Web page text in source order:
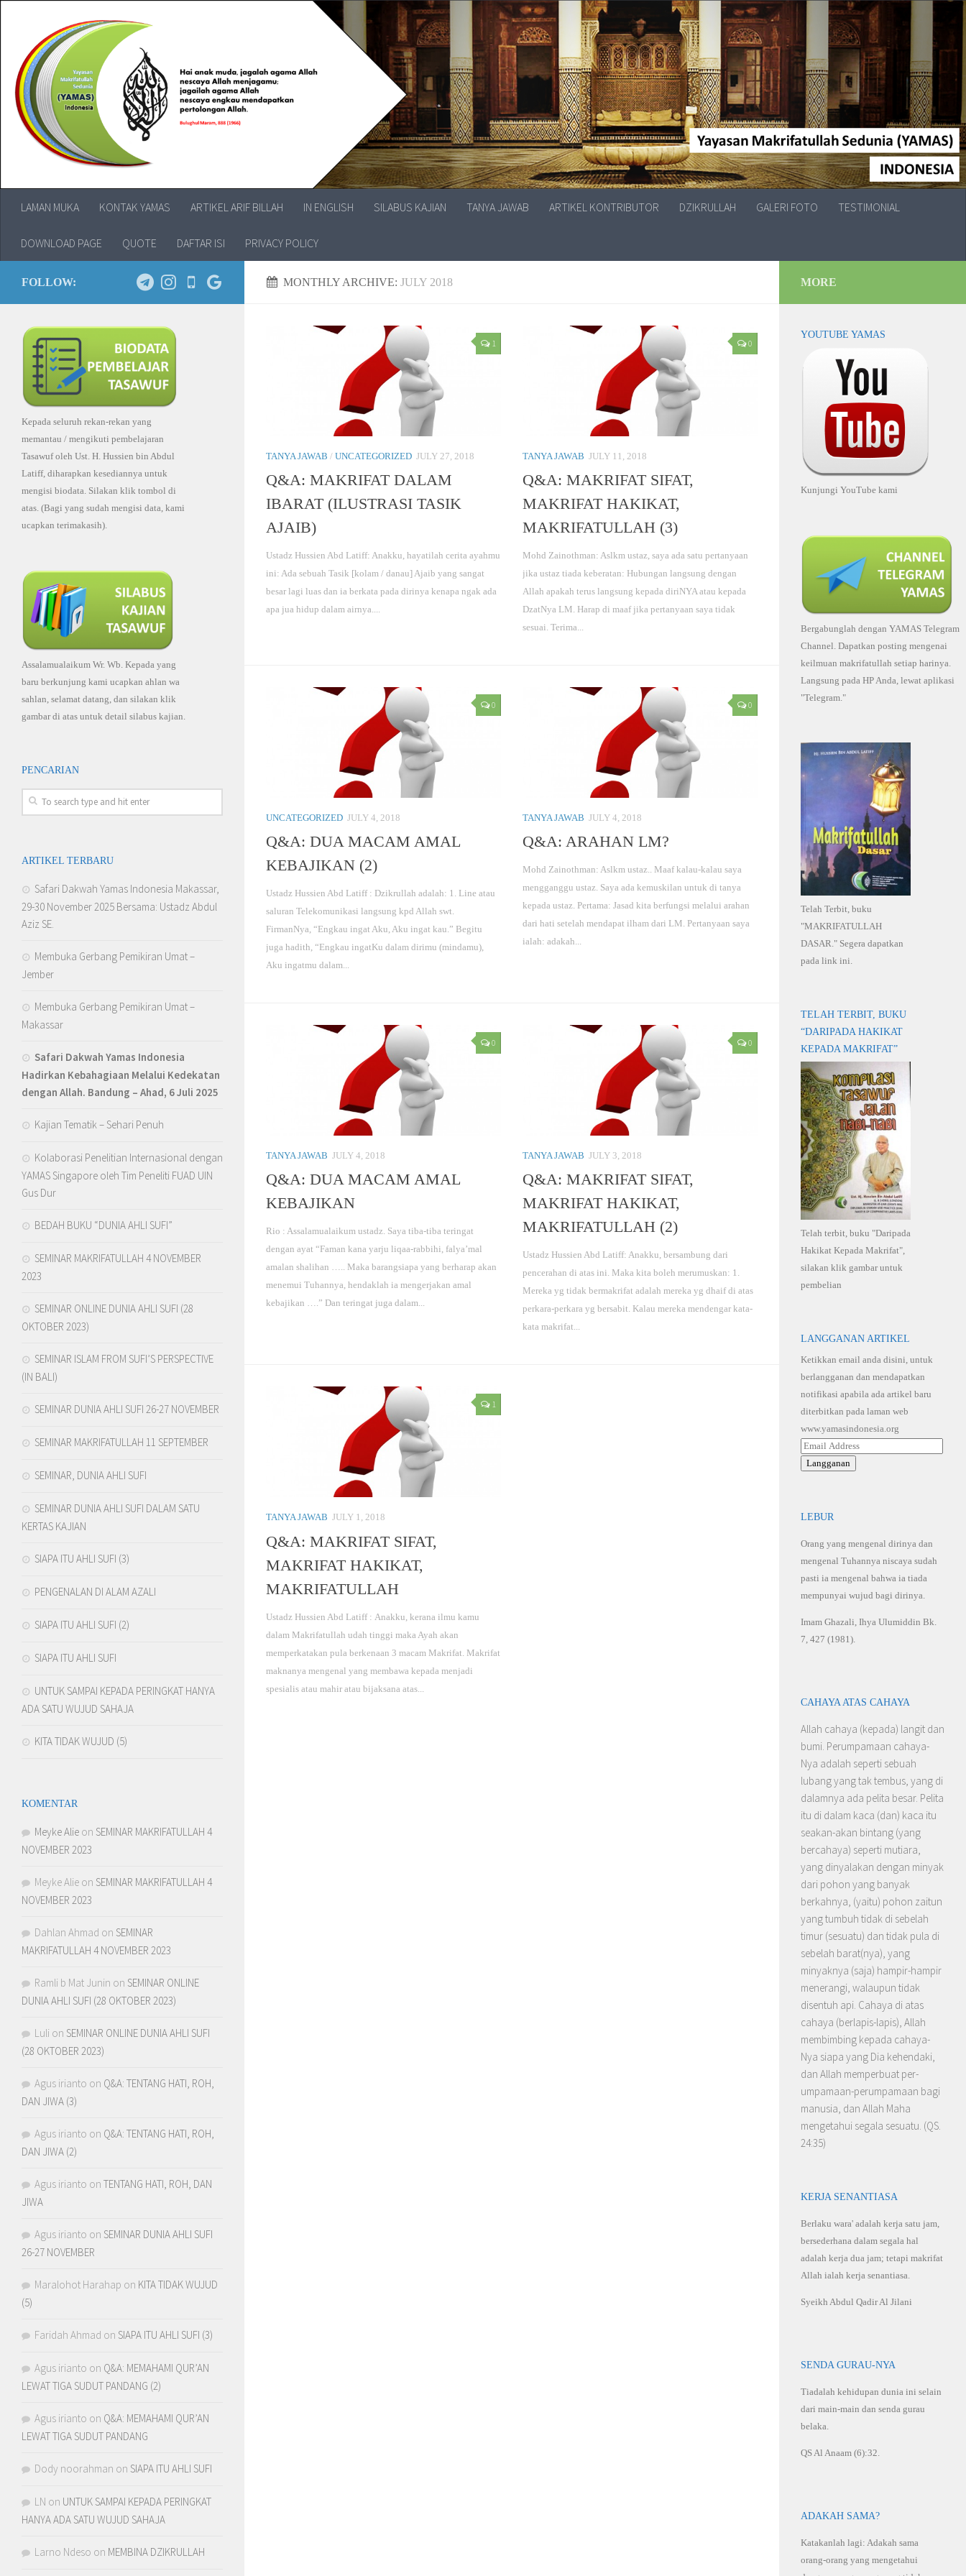
LAMAN MUKA KONTAK YAMAS ARTIKEL ARIF BILLAH IN ENGLISH SILABUS KAJIAN TANYA JAWAB ARTIKEL KONTRIBUTOR DZIKRULLAH GALERI FOTO TESTIMONIAL
DOWNLOAD PAGE QUOTE DAFTAR ISI PRIVACY POLICY
MONTHLY ARCHIVE: JULY 2018
1
TANYA JAWAB / UNCATEGORIZED JULY 27, 2018
Q&A: MAKRIFAT DALAM
IBARAT (ILUSTRASI TASIK
AJAIB)
Ustadz Hussien Abd Latiff: Anakku, hayatilah cerita ayahmu
ini: Ada sebuah Tasik [kolam / danau] Ajaib yang sangat
besar lagi luas dan ia berkata pada dirinya kenapa ngak ada
apa jua hidup dalam airnya....
0
TANYA JAWAB JULY 11, 2018
Q&A: MAKRIFAT SIFAT,
MAKRIFAT HAKIKAT,
MAKRIFATULLAH (3)
Mohd Zainothman: Aslkm ustaz, saya ada satu pertanyaan
jika ustaz tiada keberatan: Hubungan langsung dengan
Allah apakah terus langsung kepada diriNYA atau kepada
DzatNya LM. Harap di maaf jika pertanyaan saya tidak
sesuai. Terima...
0
UNCATEGORIZED JULY 4, 2018
Q&A: DUA MACAM AMAL
KEBAJIKAN (2)
Ustadz Hussien Abd Latiff : Dzikrullah adalah: 1. Line atau
saluran Telekomunikasi langsung kpd Allah swt.
FirmanNya, “Engkau ingat Aku, Aku ingat kau.” Begitu
juga hadith, “Engkau ingatKu dalam dirimu (mindamu),
Aku ingatmu dalam...
0
TANYA JAWAB JULY 4, 2018
Q&A: ARAHAN LM?
Mohd Zainothman: Aslkm ustaz.. Maaf kalau-kalau saya
mengganggu ustaz. Saya ada kemuskilan untuk di tanya
kepada ustaz. Pertama: Jasad kita berfungsi melalui arahan
dari hati setelah mendapat ilham dari LM. Pertanyaan saya
ialah: adakah...
0
TANYA JAWAB JULY 4, 2018
Q&A: DUA MACAM AMAL
KEBAJIKAN
Rio : Assalamualaikum ustadz. Saya tiba-tiba teringat
dengan ayat “Faman kana yarju liqaa-rabbihi, falya’mal
amalan shalihan ….. Maka barangsiapa yang berharap akan
menemui Tuhannya, hendaklah ia mengerjakan amal
kebajikan ….” Dan teringat juga dalam...
0
TANYA JAWAB JULY 3, 2018
Q&A: MAKRIFAT SIFAT,
MAKRIFAT HAKIKAT,
MAKRIFATULLAH (2)
Ustadz Hussien Abd Latiff: Anakku, bersambung dari
pencerahan di atas ini. Maka kita boleh merumuskan: 1.
Mereka yg tidak bermakrifat adalah mereka yg dhaif di atas
perkara-perkara yg bersabit. Kalau mereka mendengar kata-
kata makrifat...
1
TANYA JAWAB JULY 1, 2018
Q&A: MAKRIFAT SIFAT,
MAKRIFAT HAKIKAT,
MAKRIFATULLAH
Ustadz Hussien Abd Latiff : Anakku, kerana ilmu kamu
dalam Makrifatullah udah tinggi maka Ayah akan
memperkatakan pula berkenaan 3 macam Makrifat. Makrifat
maknanya mengenal yang membawa kepada menjadi
spesialis atau mahir atau bijaksana atas...
FOLLOW:
Kepada seluruh rekan-rekan yang
memantau / mengikuti pembelajaran
Tasawuf oleh Ust. H. Hussien bin Abdul
Latiff, diharapkan kesediannya untuk
mengisi biodata. Silakan klik tombol di
atas. (Bagi yang sudah mengisi data, kami
ucapkan terimakasih).
Assalamualaikum Wr. Wb. Kepada yang
baru berkunjung kami ucapkan ahlan wa
sahlan, selamat datang, dan silakan klik
gambar di atas untuk detail silabus kajian.
PENCARIAN
ARTIKEL TERBARU
Safari Dakwah Yamas Indonesia Makassar,
29-30 November 2025 Bersama: Ustadz Abdul
Aziz SE.
Membuka Gerbang Pemikiran Umat –
Jember
Membuka Gerbang Pemikiran Umat –
Makassar
Safari Dakwah Yamas Indonesia
Hadirkan Kebahagiaan Melalui Kedekatan
dengan Allah. Bandung – Ahad, 6 Juli 2025
Kajian Tematik – Sehari Penuh
Kolaborasi Penelitian Internasional dengan
YAMAS Singapore oleh Tim Peneliti FUAD UIN
Gus Dur
BEDAH BUKU “DUNIA AHLI SUFI”
SEMINAR MAKRIFATULLAH 4 NOVEMBER
2023
SEMINAR ONLINE DUNIA AHLI SUFI (28
OKTOBER 2023)
SEMINAR ISLAM FROM SUFI’S PERSPECTIVE
(IN BALI)
SEMINAR DUNIA AHLI SUFI 26-27 NOVEMBER
SEMINAR MAKRIFATULLAH 11 SEPTEMBER
SEMINAR, DUNIA AHLI SUFI
SEMINAR DUNIA AHLI SUFI DALAM SATU
KERTAS KAJIAN
SIAPA ITU AHLI SUFI (3)
PENGENALAN DI ALAM AZALI
SIAPA ITU AHLI SUFI (2)
SIAPA ITU AHLI SUFI
UNTUK SAMPAI KEPADA PERINGKAT HANYA
ADA SATU WUJUD SAHAJA
KITA TIDAK WUJUD (5)
KOMENTAR
Meyke Alie on SEMINAR MAKRIFATULLAH 4
NOVEMBER 2023
Meyke Alie on SEMINAR MAKRIFATULLAH 4
NOVEMBER 2023
Dahlan Ahmad on SEMINAR
MAKRIFATULLAH 4 NOVEMBER 2023
Ramli b Mat Junin on SEMINAR ONLINE
DUNIA AHLI SUFI (28 OKTOBER 2023)
Luli on SEMINAR ONLINE DUNIA AHLI SUFI
(28 OKTOBER 2023)
Agus irianto on Q&A: TENTANG HATI, ROH,
DAN JIWA (3)
Agus irianto on Q&A: TENTANG HATI, ROH,
DAN JIWA (2)
Agus irianto on TENTANG HATI, ROH, DAN
JIWA
Agus irianto on SEMINAR DUNIA AHLI SUFI
26-27 NOVEMBER
Maralohot Harahap on KITA TIDAK WUJUD
(5)
Faridah Ahmad on SIAPA ITU AHLI SUFI (3)
Agus irianto on Q&A: MEMAHAMI QUR’AN
LEWAT TIGA SUDUT PANDANG (2)
Agus irianto on Q&A: MEMAHAMI QUR’AN
LEWAT TIGA SUDUT PANDANG
Dody noorahman on SIAPA ITU AHLI SUFI
LN on UNTUK SAMPAI KEPADA PERINGKAT
HANYA ADA SATU WUJUD SAHAJA
Larno Ndeso on MEMBINA DZIKRULLAH
MORE
YOUTUBE YAMAS
Kunjungi YouTube kami
Bergabunglah dengan YAMAS Telegram
Channel. Dapatkan posting mengenai
keilmuan makrifatullah setiap harinya.
Langsung pada HP Anda, lewat aplikasi
"Telegram."
Telah Terbit, buku
"MAKRIFATULLAH
DASAR." Segera dapatkan
pada link ini.
TELAH TERBIT, BUKU
“DARIPADA HAKIKAT
KEPADA MAKRIFAT”
Telah terbit, buku "Daripada
Hakikat Kepada Makrifat",
silakan klik gambar untuk
pembelian
LANGGANAN ARTIKEL
Ketikkan email anda disini, untuk
berlangganan dan mendapatkan
notifikasi apabila ada artikel baru
diterbitkan pada laman web
www.yamasindonesia.org
Email
Address
Langganan
LEBUR
Orang yang mengenal dirinya dan
mengenal Tuhannya niscaya sudah
pasti ia mengenal bahwa ia tiada
mempunyai wujud bagi dirinya.
Imam Ghazali, Ihya Ulumiddin Bk.
7, 427 (1981).
CAHAYA ATAS CAHAYA
Allah cahaya (kepada) langit dan
bumi. Perumpamaan cahaya-
Nya adalah seperti sebuah
lubang yang tak tembus, yang di
dalamnya ada pelita besar. Pelita
itu di dalam kaca (dan) kaca itu
seakan-akan bintang (yang
bercahaya) seperti mutiara,
yang dinyalakan dengan minyak
dari pohon yang banyak
berkahnya, (yaitu) pohon zaitun
yang tumbuh tidak di sebelah
timur (sesuatu) dan tidak pula di
sebelah barat(nya), yang
minyaknya (saja) hampir-hampir
menerangi, walaupun tidak
disentuh api. Cahaya di atas
cahaya (berlapis-lapis), Allah
membimbing kepada cahaya-
Nya siapa yang Dia kehendaki,
dan Allah memperbuat per­
umpamaan-perumpamaan bagi
manusia, dan Allah Maha
mengetahui segala sesuatu. (QS.
24:35)
KERJA SENANTIASA
Berlaku wara' adalah kerja satu jam,
bersederhana dalam segala hal
adalah kerja dua jam; tetapi makrifat
Allah ialah kerja senantiasa.
Syeikh Abdul Qadir Al Jilani
SENDA GURAU-NYA
Tiadalah kehidupan dunia ini selain
dari main-main dan senda gurau
belaka.
QS Al Anaam (6):32.
ADAKAH SAMA?
Katakanlah lagi: Adakah sama
orang-orang yang mengetahui